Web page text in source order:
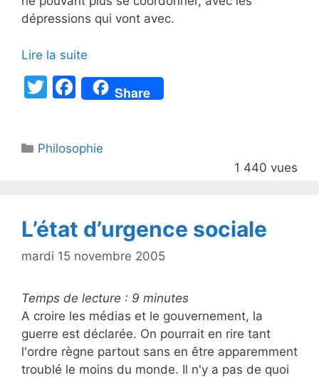
dépressions qui vont avec.
Lire la suite
T
er
F
a
e
o
k
Share
Catégories
Philosophie
1 440 vues
L’état d’urgence sociale
mardi 15 novembre 2005
Temps de lecture : 9 minutes
A croire les médias et le gouvernement, la
guerre est déclarée. On pourrait en rire tant
l'ordre règne partout sans en être apparemment
troublé le moins du monde. Il n'y a pas de quoi